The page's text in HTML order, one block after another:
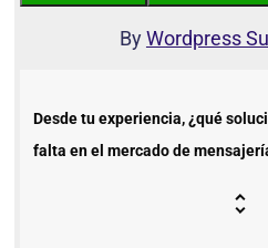
ByWordpress
Desde tu experiencia, ¿qué
falta en el mercado de